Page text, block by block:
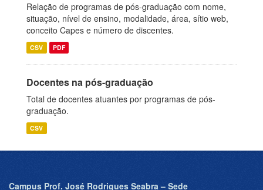
Relação de programas de pós-graduação com nome,
situação, nível de ensino, modalidade, área, sítio web,
conceito Capes e número de discentes.
CSV PDF
Docentes na pós-graduação
Total de docentes atuantes por programas de pós-
graduação.
CSV
Campus Prof. José Rodrigues Seabra – Sede